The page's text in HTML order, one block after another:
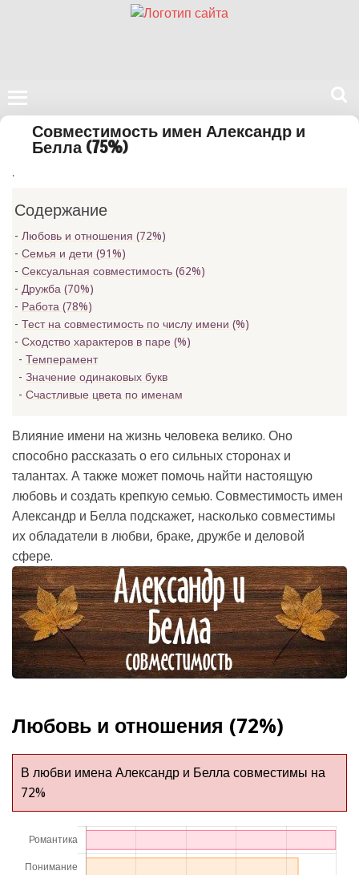
Поиск
сайте
Совместимость имен Александр и
Белла (75%)
.
Содержание
Любовь и отношения (72%)
Семья и дети (91%)
Сексуальная совместимость (62%)
Дружба (70%)
Работа (78%)
Тест на совместимость по числу имени (%)
Сходство характеров в паре (%)
Темперамент
Значение одинаковых букв
Счастливые цвета по именам
Влияние имени на жизнь человека велико. Оно
способно рассказать о его сильных сторонах и
талантах. А также может помочь найти настоящую
любовь и создать крепкую семью. Совместимость имен
Александр и Белла подскажет, насколько совместимы
их обладатели в любви, браке, дружбе и деловой
сфере.
Любовь и отношения (72%)
В любви имена Александр и Белла совместимы на
72%